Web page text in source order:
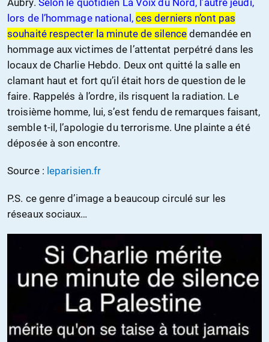
lors de l’hommage national, ces derniers n’ont pas
souhaité respecter la minute de silencedemandée en
hommage aux victimes de l’attentat perpétré dans les
locaux de Charlie Hebdo. Deux ont quitté la salle en
clamant haut et fort qu’il était hors de question de le
faire. Rappelés à l’ordre, ils risquent la radiation. Le
troisième homme, lui, s’est fendu de remarques faisant,
semble t-il, l’apologie du terrorisme. Une plainte a été
déposée à son encontre.
Source : leparisien.fr
P.S. ce genre d’image a beaucoup circulé sur les
réseaux sociaux…